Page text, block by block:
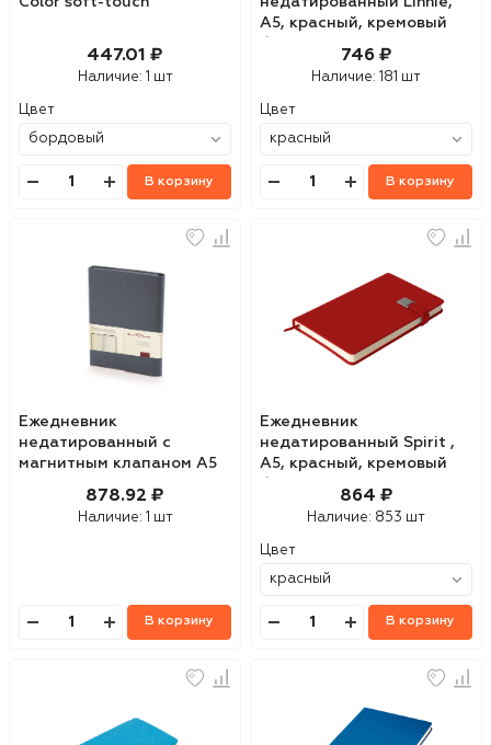
447.01 ₽
Наличие: 1 шт
Цвет
В корзину
А5, красный, кремовый
746 ₽
Наличие: 181 шт
Цвет
В корзину
Ежедневник
недатированный с
магнитным клапаном А5
878.92 ₽
Наличие: 1 шт
В корзину
Ежедневник
недатированный Spirit ,
А5, красный, кремовый
864 ₽
Наличие: 853 шт
Цвет
В корзину